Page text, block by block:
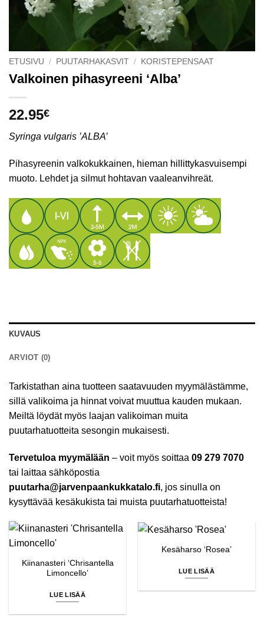
ETUSIVU / PUUTARHAKASVIT / KORISTEPENSAAT
Valkoinen pihasyreeni ‘Alba’
22.95€
Syringa vulgaris ’ALBA’
Pihasyreenin valkokukkainen, hieman hillittykasvuisempi
muoto. Lehdet ja silmut hohtavan vaaleanvihreät.
KUVAUS
ARVIOT (0)
Tarkistathan aina tuotteen saatavuuden myymälästämme,
sillä valikoima ja hinnat voivat muuttua kauden mukaan.
Meiltä löydät myös laajan valikoiman muita
puutarhatuotteita sesongin mukaisesti.
Tervetuloa myymälään – voit myös soittaa 09 279 7070
tai laittaa sähköpostia
puutarha@jarvenpaankukkatalo.fi, jos sinulla on
kysyttävää kesäkukista tai muista puutarhatuotteista!
Kiinanasteri ‘Chrisantella
Limoncello’
LUE LISÄÄ
Kesäharso ‘Rosea’
LUE LISÄÄ